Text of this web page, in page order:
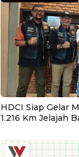
HDCI Siap Gelar
1.216 Km Jelajah